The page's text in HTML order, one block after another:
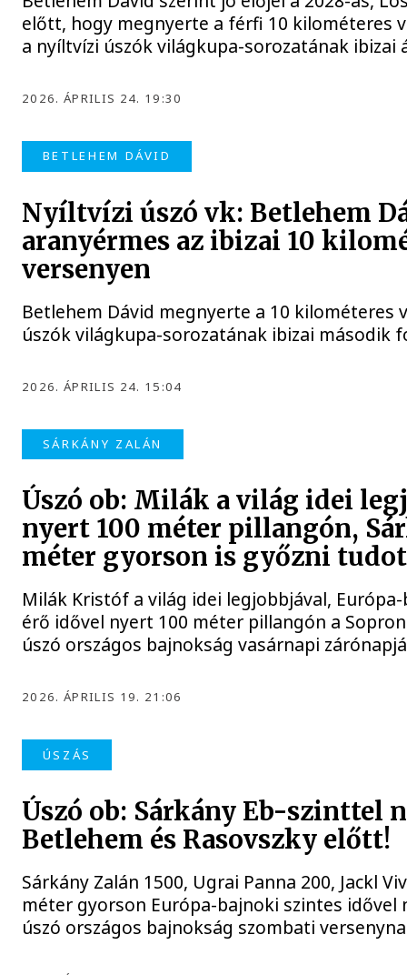
előtt, hogy megnyerte a férfi 10 kilométeres
a nyíltvízi úszók világkupa-sorozatának ibizai
2026. ÁPRILIS 24. 19:30
BETLEHEM DÁVID
Nyíltvízi úszó vk: Betlehem
aranyérmes az ibizai 10
versenyen
Betlehem Dávid megnyerte a 10 kilométeres
úszók világkupa-sorozatának ibizai második
2026. ÁPRILIS 24. 15:04
SÁRKÁNY ZALÁN
Úszó ob: Milák a világ idei
nyert 100 méter pillangón,
méter gyorson is győzni
Milák Kristóf a világ idei legjobbjával,
érő idővel nyert 100 méter pillangón a
úszó országos bajnokság vasárnapi
2026. ÁPRILIS 19. 21:06
ÚSZÁS
Úszó ob: Sárkány Eb-szinttel
Betlehem és Rasovszky előtt!
Sárkány Zalán 1500, Ugrai Panna 200, Jackl
méter gyorson Európa-bajnoki szintes idővel
úszó országos bajnokság szombati